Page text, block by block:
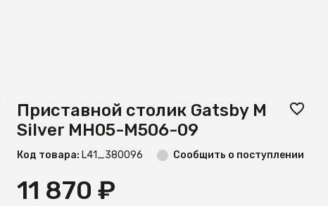
Приставной столик Gatsby M
Silver MH05-M506-09
Код товара: L41_380096 Сообщить о поступлении
11 870 ₽